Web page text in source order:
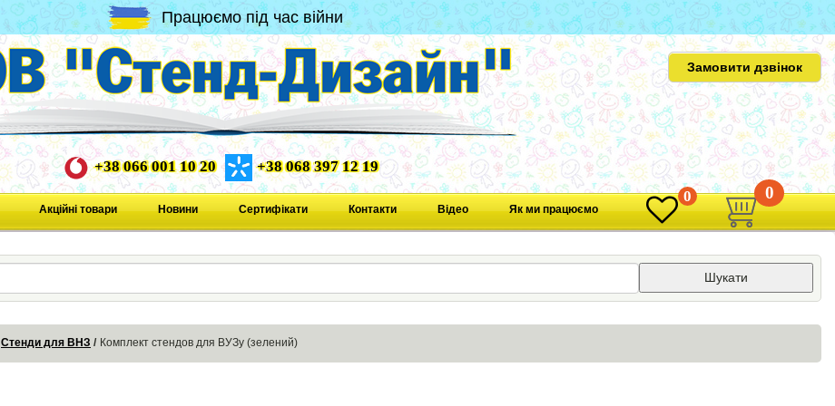
Працюємо під час війни
Замовити дзвінок
+38 066 001 10 20 +38 068 397 12 19
Акційні товари Новини Сертифікати Контакти Відео Як ми працюємо
0 0
Шукати
Стенди для ВНЗ Комплект стендов для ВУЗу (зелений)